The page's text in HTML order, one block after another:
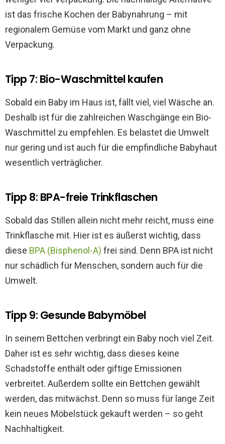
ist das frische Kochen der Babynahrung – mit
regionalem Gemüse vom Markt und ganz ohne
Verpackung.
Tipp 7: Bio-Waschmittel kaufen
Sobald ein Baby im Haus ist, fällt viel, viel Wäsche an.
Deshalb ist für die zahlreichen Waschgänge ein Bio-
Waschmittel zu empfehlen. Es belastet die Umwelt
nur gering und ist auch für die empfindliche Babyhaut
wesentlich verträglicher.
Tipp 8: BPA-freie Trinkflaschen
Sobald das Stillen allein nicht mehr reicht, muss eine
Trinkflasche mit. Hier ist es äußerst wichtig, dass
diese BPA (Bisphenol-A) frei sind. Denn BPA ist nicht
nur schädlich für Menschen, sondern auch für die
Umwelt.
Tipp 9: Gesunde Babymöbel
In seinem Bettchen verbringt ein Baby noch viel Zeit.
Daher ist es sehr wichtig, dass dieses keine
Schadstoffe enthält oder giftige Emissionen
verbreitet. Außerdem sollte ein Bettchen gewählt
werden, das mitwächst. Denn so muss für lange Zeit
kein neues Möbelstück gekauft werden – so geht
Nachhaltigkeit.